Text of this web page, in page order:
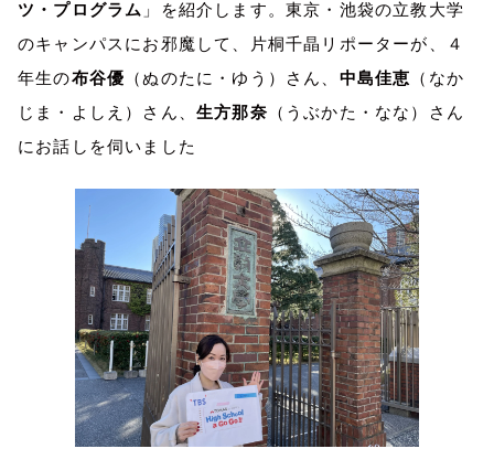
ツ・プログラム 」を紹介します。東京・池袋の立教大学
のキャンパスにお邪魔して、片桐千晶リポーターが、４
年生の布谷優 （ぬのたに・ゆう）さん、 中島佳恵 （なか
じま・よしえ）さん、 生方那奈 （うぶかた・なな）さん
にお話しを伺いました